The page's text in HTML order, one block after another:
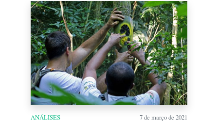
ANÁLISES 7 de março de 2021